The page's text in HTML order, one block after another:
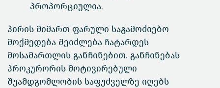
პროპორციულია.
პირის მიმართ ფარული საგამოძიებო
მოქმედება შეიძლება ჩატარდეს
მოსამართლის განჩინებით. განჩინებას
პროკურორის მოტივირებული
შუამდგომლობის საფუძველზე იღებს